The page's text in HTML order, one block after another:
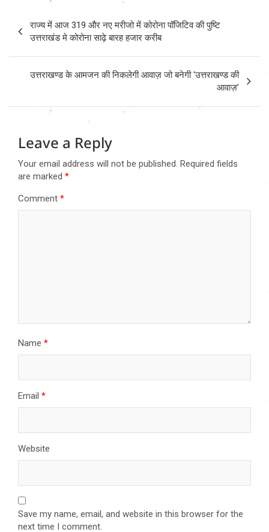
navigation
राज्य में आज 319 और नए मरीजो में कोरोना पॉजिटिव की पुष्टि
उत्तराखंड मे कोरोना साढ़े बारह हजार करीब
उत्तराखण्ड के आमजन की निकलेगी आवाज़ जो बनेगी ‘उत्तराखण्ड की
आवाज़’
Leave a Reply
Your email address will not be published. Required fields
are marked *
Comment *
Name *
Email *
Website
Save my name, email, and website in this browser for the
next time I comment.